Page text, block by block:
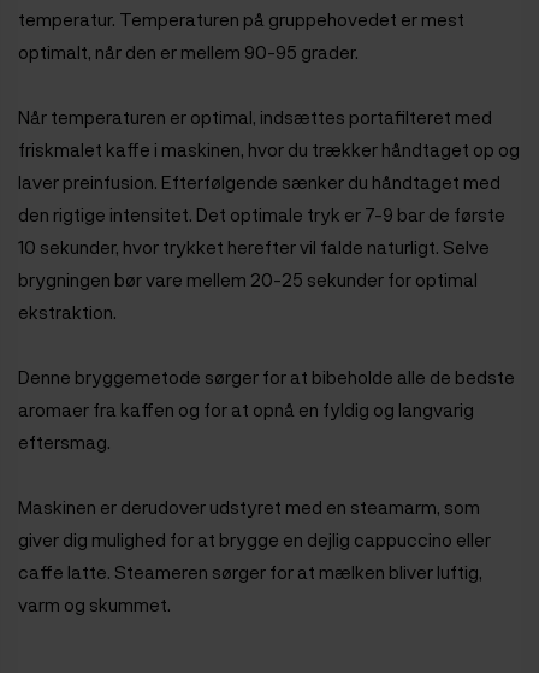
temperatur. Temperaturen på gruppehovedet er mest
optimalt, når den er mellem 90-95 grader.
Når temperaturen er optimal, indsættes portafilteret med
friskmalet kaffe i maskinen, hvor du trækker håndtaget op og
laver preinfusion. Efterfølgende sænker du håndtaget med
den rigtige intensitet. Det optimale tryk er 7-9 bar de første
10 sekunder, hvor trykket herefter vil falde naturligt. Selve
brygningen bør vare mellem 20-25 sekunder for optimal
ekstraktion.
Denne bryggemetode sørger for at bibeholde alle de bedste
aromaer fra kaffen og for at opnå en fyldig og langvarig
eftersmag.
Maskinen er derudover udstyret med en steamarm, som
giver dig mulighed for at brygge en dejlig cappuccino eller
caffe latte. Steameren sørger for at mælken bliver luftig,
varm og skummet.